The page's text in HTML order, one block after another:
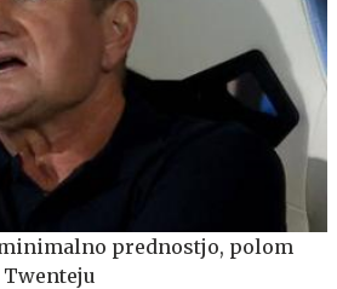
prednostjo, polom